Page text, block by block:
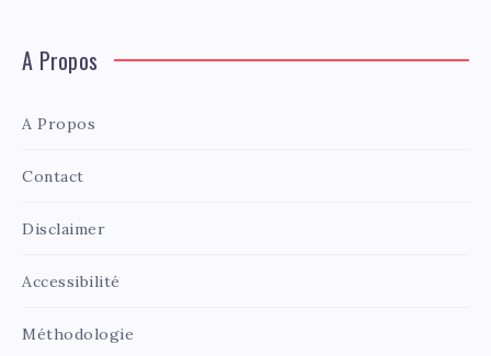
A Propos
A Propos
Contact
Disclaimer
Accessibilité
Méthodologie